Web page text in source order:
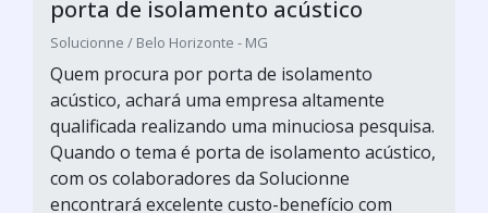
porta de isolamento acústico
Solucionne / Belo Horizonte - MG
Quem procura por porta de isolamento
acústico, achará uma empresa altamente
qualificada realizando uma minuciosa pesquisa.
Quando o tema é porta de isolamento acústico,
com os colaboradores da Solucionne
encontrará excelente custo-benefício com